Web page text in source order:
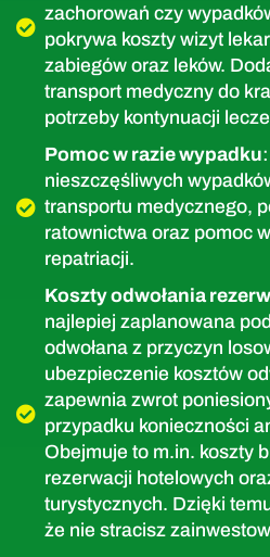
zachorowań czy
pokrywa koszty wizyt
zabiegów oraz leków.
transport medyczny do
potrzeby kontynuacji
Pomoc w razie wypadku
nieszczęśliwych
transportu medycznego,
ratownictwa oraz pomoc
repatriacji.
Koszty odwołania
najlepiej zaplanowana
odwołana z przyczyn
ubezpieczenie kosztów
zapewnia zwrot
przypadku konieczności
Obejmuje to m.in. koszty
rezerwacji hotelowych
turystycznych. Dzięki
że nie stracisz